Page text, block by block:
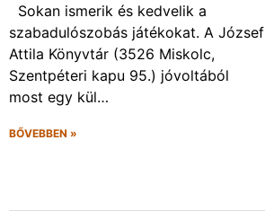
Sokan ismerik és kedvelik a
szabadulószobás játékokat. A József
Attila Könyvtár (3526 Miskolc,
Szentpéteri kapu 95.) jóvoltából
most egy kül…
BŐVEBBEN »